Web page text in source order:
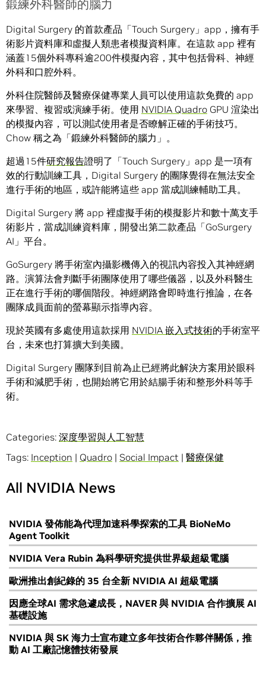
鍛練外科醫師的腦力
Digital Surgery 的首款產品「Touch Surgery」app，擁有手
術影片資料庫和虛擬人類患者模擬資料庫。在這款 app 裡有
涵蓋15個外科專科逾200件模擬內容，其中包括骨科、神經
外科和口腔外科。
外科住院醫師及醫療保健專業人員可以使用這款免費的 app
來學習、複習或演練手術。使用 NVIDIA Quadro GPU 渲染出
的模擬內容，可以測試使用者是否瞭解正確的手術技巧。
Chow 稱之為「鍛練外科醫師的腦力」。
超過15件研究報告證明了「Touch Surgery」app 是一項有
效的行動訓練工具，Digital Surgery 的團隊覺得在無法安全
進行手術的地區，或許能將這些 app 當成訓練輔助工具。
Digital Surgery 將 app 裡虛擬手術的模擬影片和數十萬支手
術影片，當成訓練資料庫，開發出第二款產品「GoSurgery
AI」平台。
GoSurgery 將手術室內攝影機傳入的視訊內容投入其神經網
路。演算法會判斷手術團隊使用了哪些儀器，以及外科醫生
正在進行手術的哪個階段。神經網路會即時進行推論，在各
團隊成員面前的螢幕顯示指導內容。
現於英國有多處使用這款採用 NVIDIA 嵌入式技術的手術室平
台，未來也打算擴大到美國。
Digital Surgery 團隊到目前為止已經將此解決方案用於眼科
手術和減肥手術，也開始將它用於結腸手術和整形外科等手
術。
Categories: 深度學習與人工智慧
Tags: Inception | Quadro | Social Impact | 醫療保健
All NVIDIA News
NVIDIA 發佈能為代理加速科學探索的工具 BioNeMo
Agent Toolkit
NVIDIA Vera Rubin 為科學研究提供世界級超級電腦
歐洲推出創紀錄的 35 台全新 NVIDIA AI 超級電腦
因應全球AI 需求急遽成長，NAVER 與 NVIDIA 合作擴展 AI
基礎設施
NVIDIA 與 SK 海力士宣布建立多年技術合作夥伴關係，推
動 AI 工廠記憶體技術發展